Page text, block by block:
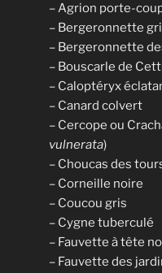
– Agrion porte-
– Bergeronnette
– Bergeronnette
– Bouscarle de
– Caloptéryx
– Canard colvert
– Cercope ou
vulnerata)
– Choucas des
– Corneille noire
– Coucou gris
– Cygne tuberculé
– Fauvette à tête
– Fauvette des